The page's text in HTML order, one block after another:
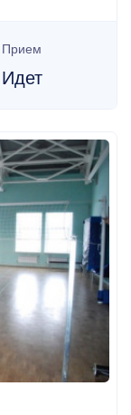
Прием
Идет